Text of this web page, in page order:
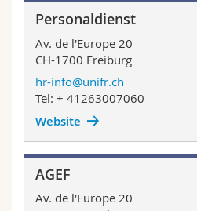
Personaldienst
Av. de l'Europe 20
CH-1700 Freiburg
hr-info@unifr.ch
Tel: + 41263007060
Website
AGEF
Av. de l'Europe 20